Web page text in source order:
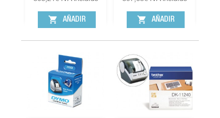
shopping_cart AÑADIR shopping_cart AÑADIR